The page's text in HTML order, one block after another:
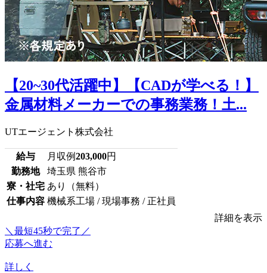
【20~30代活躍中】【CADが学べる！】
金属材料メーカーでの事務業務！土...
UTエージェント株式会社
給与 月収例203,000円
勤務地
埼玉県 熊谷市
寮・社宅 あり（無料）
仕事内容 機械系工場 / 現場事務 / 正社員
詳細を表示
＼最短45秒で完了／
応募へ進む
詳しく